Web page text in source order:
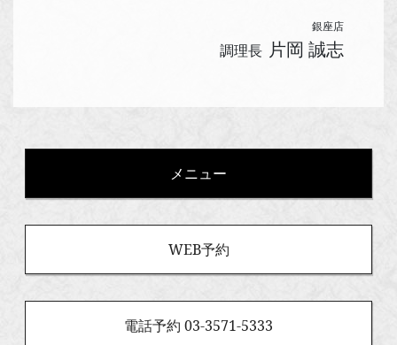
銀座店
調理長 片岡 誠志
メニュー
WEB予約
電話予約 03-3571-5333